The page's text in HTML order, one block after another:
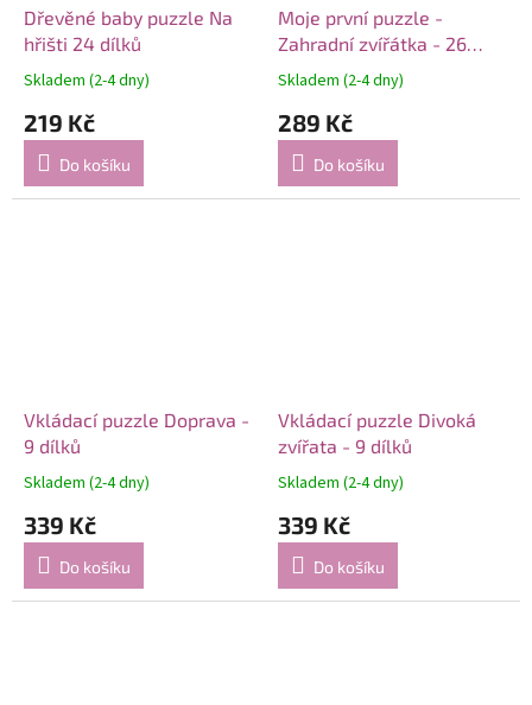
Dřevěné baby puzzle Na
hřišti 24 dílků
Skladem (2-4 dny)
219 Kč
Do košíku
Moje první puzzle -
Zahradní zvířátka - 26
dílků
Skladem (2-4 dny)
289 Kč
Do košíku
Vkládací puzzle Doprava -
9 dílků
Skladem (2-4 dny)
339 Kč
Do košíku
Vkládací puzzle Divoká
zvířata - 9 dílků
Skladem (2-4 dny)
339 Kč
Do košíku